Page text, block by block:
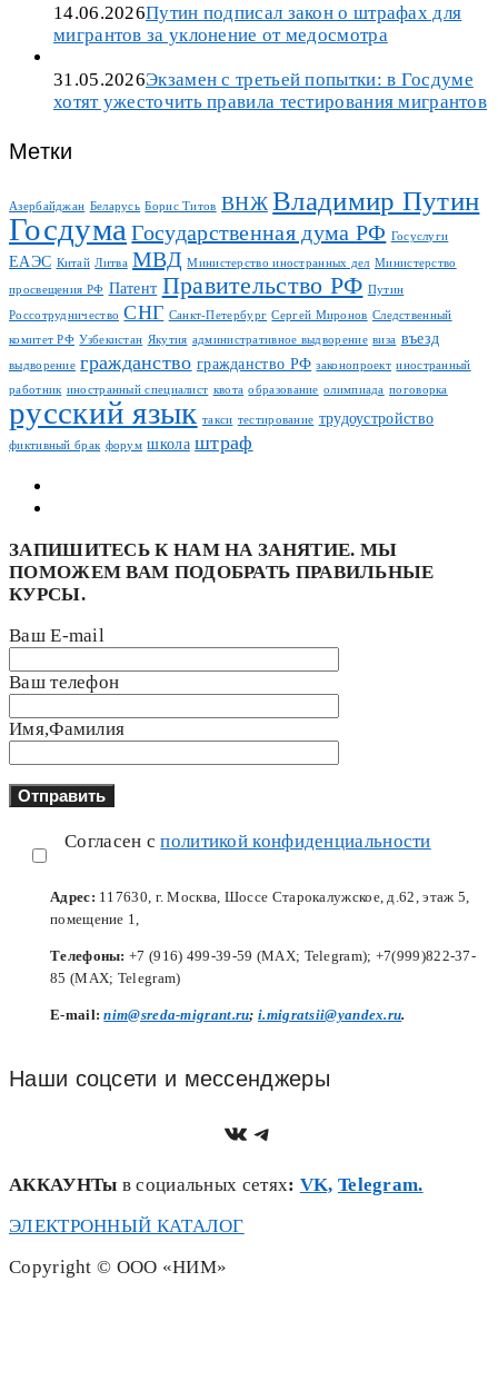
14.06.2026Путин подписал закон о штрафах для
мигрантов за уклонение от медосмотра
31.05.2026Экзамен с третьей попытки: в Госдуме
хотят ужесточить правила тестирования мигрантов
Метки
Азербайджан Беларусь Борис Титов ВНЖ Владимир Путин
Госдума Государственная дума РФ Госуслуги
ЕАЭС Китай Литва МВД Министерство иностранных дел Министерство
просвещения РФ Патент Правительство РФ Путин
Россотрудничество СНГ Санкт-Петербург Сергей Миронов Следственный
комитет РФ Узбекистан Якутия административное выдворение виза въезд
выдворение гражданство гражданство РФ законопроект иностранный
работник иностранный специалист квота образование олимпиада поговорка
русский язык такси тестирование трудоустройство
фиктивный брак форум школа штраф
ЗАПИШИТЕСЬ К НАМ НА ЗАНЯТИЕ. МЫ
ПОМОЖЕМ ВАМ ПОДОБРАТЬ ПРАВИЛЬНЫЕ
КУРСЫ.
Ваш E-mail
Ваш телефон
Имя,Фамилия
Согласен сполитикой конфиденциальности
Адрес: 117630, г. Москва, Шоссе Старокалужское, д.62, этаж 5,
помещение 1,
Телефоны: +7 (916) 499-39-59 (MAX; Telegram); +7(999)822-37-
85 (MAX; Telegram)
Е-mail:nim@sreda-migrant.ru;i.migratsii@yandex.ru.
Наши соцсети и мессенджеры
https://vk.com/
Telegram
АККАУНТы в социальных сетях: VK, Telegram.
ЭЛЕКТРОННЫЙ КАТАЛОГ
Copyright © ООО «НИМ»